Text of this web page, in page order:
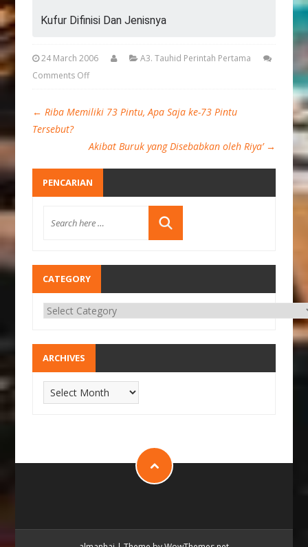
Kufur Difinisi Dan Jenisnya
24 March 2006
A3. Tauhid Perintah Pertama
Comments Off
← Riba Memiliki 73 Pintu, Apa Saja ke-73 Pintu
Tersebut?
Akibat Buruk yang Disebabkan oleh Riya’ →
PENCARIAN
CATEGORY
ARCHIVES